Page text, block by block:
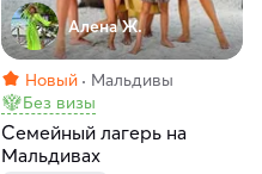
Алена Ж.
Новый
Мальдивы
Без визы
Семейный лагерь на
Мальдивах